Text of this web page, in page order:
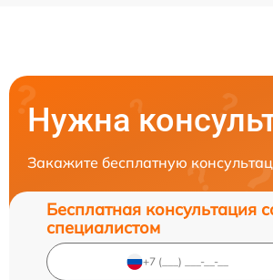
Нужна
Закажите бесплатную
Бесплатная консультация
специалистом